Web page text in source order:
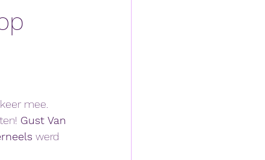
mee.
Gust Van
werd